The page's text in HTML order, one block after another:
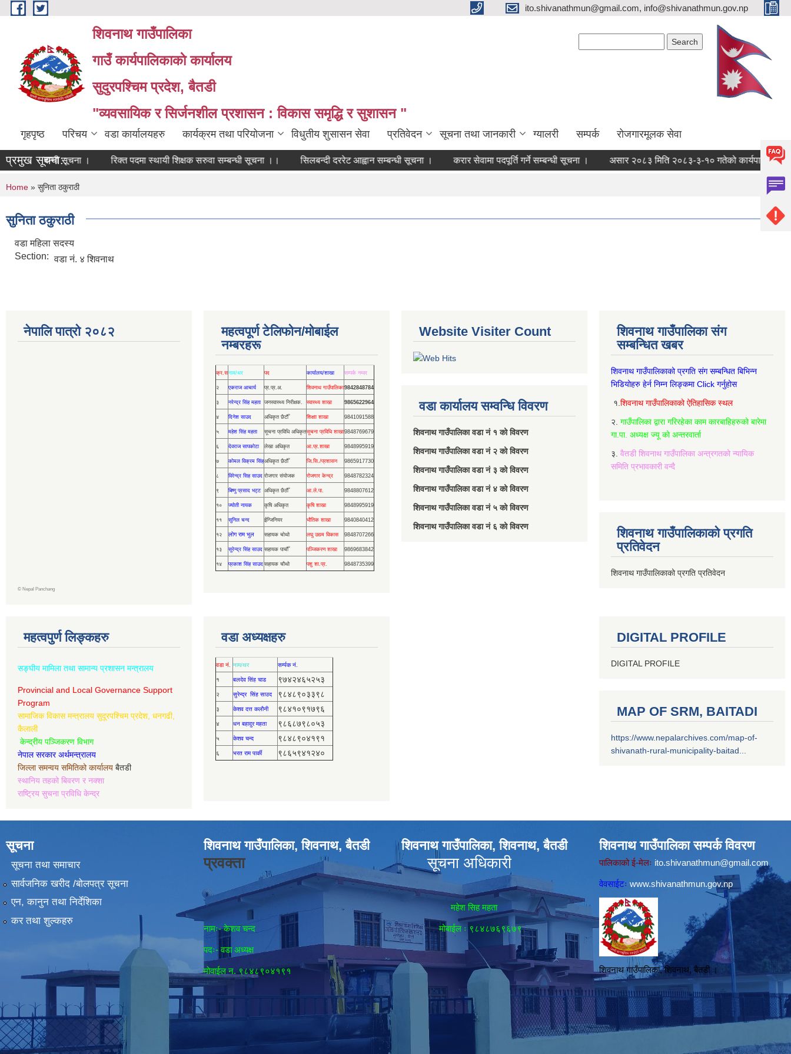
Skip to main content ito.shivanathmun@gmail.com, info@shivanathmun.gov.np
शिवनाथ गाउँपालिका
गाउँ कार्यपालिकाकाे कार्यालय
सुदुरपश्चिम प्रदेश, बैतडी
"व्यवसायिक र सिर्जनशील प्रशासन : विकास समृद्धि र सुशासन "
गृहपृष्ठ परिचय वडा कार्यालयहरु कार्यक्रम तथा परियोजना विधुतीय शुसासन सेवा प्रतिवेदन सूचना तथा जानकारी ग्यालरी सम्पर्क रोजगारमूलक सेवा
प्रमुख सूचना::
सम्बन्धी सूचना । रिक्त पदमा स्थायी शिक्षक सरुवा सम्बन्धी सूचना ।। सिलबन्दी दररेट आह्वान सम्बन्धी सूचना । करार सेवामा पदपूर्ति गर्ने सम्बन्धी सूचना । असार २०८३ मिति २०८३-३-१० गतेको कार्यपालिका बैठक
You are here
Home » सुनिता ठकुराठी
सुनिता ठकुराठी
वडा महिला सदस्य
Section: वडा नं. ४ शिवनाथ
नेपालि पात्रो २०८२
© Nepal Panchang
महत्वपूर्ण टेलिफोन/मोबाईल
नम्बरहरू
क्र.सनाम/थर पद कार्यालय/शाखा सम्पर्क नम्वर
२ एकराज आचार्य प्र.प्र.अ. शिवनाथ गाउँपालिका9842848784
३ नरेन्द्र सिंह महता जनस्वास्थ्य निरीक्षक. स्वास्थ्य शाखा 9865622964
४ दिनेश साउद अधिकृत छैटौँ शिक्षाा शाखा 9841091588
५ महेश सिंह महता सूचना प्रविधि अधिकृतसूचना प्रविधि शाखा9848769679
६ देवराज सापकोटा लेखा अधिकृत आ.प्र.शाखा 9848995919
७ कोमल विक्रम सिंहअधिकृत छैठौँ जि.सि./प्रशासन 9865917730
८ विरेन्द्र सिह साउद रोजगार संयोजक रोजगार केन्द्र 9848782324
९ बिष्णु प्रसाद भट्ट अधिकृत छैठौँ आ.ले.पा. 9848807612
१० ज्योती नायक कृषि अधिकृत कृषि शाखा 9848995919
११ सुनिल चन्द ईन्जिनियर भौतिक शाखा 9840840412
१२ लोग राम भुल सहायक चोथो लघु उद्यम विकास 9848707266
१३ सुरेन्द्र सिंह साउद सहायक पाचौँ पञ्जिकरण शाखा 9869683842
१४ प्रकाश सिंह साउद सहायक चौथो पशु शा.प्र. 9848735399
Website Visiter Count
वडा कार्यालय सम्वन्धि विवरण
शिवनाथ गाउँपालिका वडा नं‌ १ को विवरण
शिवनाथ गाउँपालिका वडा नं‌ २ को विवरण
शिवनाथ गाउँपालिका वडा नं‌ ३ को विवरण
शिवनाथ गाउँपालिका वडा नं‌ ४ को विवरण
शिवनाथ गाउँपालिका वडा नं‌ ५ को विवरण
शिवनाथ गाउँपालिका वडा नं‌ ६ को विवरण
शिवनाथ गाउँपालिका संग
सम्बन्धित खबर
शिवनाथ गाउँपालिकाको प्रगति संग सम्बन्धित बिभिन्‍न
भिडियोहरु हेर्न निम्‍न लिङ्कमा Click गर्नुहोस
१. शिवनाथ गाउँपालिकाको ऐतिहासिक स्थल
२. गाउँपालिका द्वारा गरिरहेका काम कारबाहिहरुको बारेमा
गा.पा. अध्यक्ष ज्यू को अन्तरवार्ता
३. वैतडी शिवनाथ गाउँपालिका अन्त्रगतको न्यायिक
समिति प्रभावकारी वन्दै
शिवनाथ गाउँपालिकाको प्रगति
प्रतिवेदन
शिवनाथ गाउँपालिकाको प्रगति प्रतिवेदन
महत्वपुर्ण लिङ्कहरु
सङ्घीय मामिला तथा सामान्य प्रशासन मन्त्रालय
Provincial and Local Governance Support
Program
सामाजिक विकास मन्त्रालय सुदूरपश्चिम प्रदेश, धनगढी,
कैलाली
केन्द्रीय पञ्जिकरण विभाग
नेपाल सरकार अर्थमन्त्रालय
जिल्ला समन्वय समितिको कार्यालय बैतडी
स्थानिय तहको बिवरण र नक्शा
राष्ट्रिय सुचना प्रविधि केन्द्र
वडा अध्यक्षहरु
वडा नं. नाम/थर सर्म्पक नं.
१ बलदेव सिंह चाड ९७४२४६५२५३
२ सुरेन्द्र सिंह साउद ९८४८९०३३९८
३ केशव दत्त कलौनी ९८४१०९१७९६
४ धन बहादुर महता ९८६८७९८०५३
५ केशव चन्द ९८४८९०४१९१
६ भरत राम पार्की ९८६५९४१२४०
DIGITAL PROFILE
DIGITAL PROFILE
MAP OF SRM, BAITADI
https://www.nepalarchives.com/map-of-
shivanath-rural-municipality-baitad...
सूचना
सूचना तथा समाचार
सार्वजनिक खरीद /बोलपत्र सूचना
एन, कानुन तथा निर्देशिका
कर तथा शुल्कहरु
शिवनाथ गाउँपालिका, शिवनाथ, बैतडी
प्रवक्ता
नामः- केशव चन्द
पदः- वडा अध्यक्ष
मोवाईल न‌. ९८४८९०४१९१
शिवनाथ गाउँपालिका, शिवनाथ, बैतडी
सूचना अधिकारी
महेश सिह महता
मोबाईल ः ९८४८७६९६७९
शिवनाथ गाउँपालिका सम्पर्क विवरण
पालिकाको ई-मेलः ito.shivanathmun@gmail.com
वेवसाईटः www.shivanathmun.gov.np
शिवनाथ गाउँपालिका, शिवनाथ, बैतडी ।